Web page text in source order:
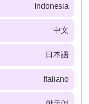
Indonesia
中文
日本語
Italiano